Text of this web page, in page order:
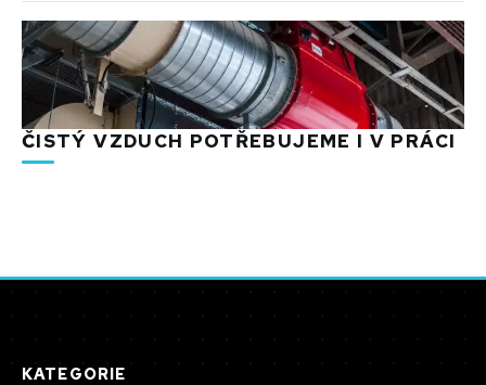
ČISTÝ VZDUCH POTŘEBUJEME I V PRÁCI
KATEGORIE